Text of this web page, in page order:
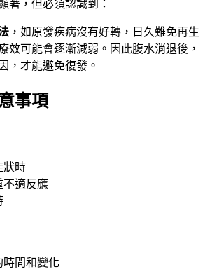
著，但必須認識到：
，如原發疾病沒有好轉，日久難免再生
效可能會逐漸減弱。因此腹水消退後，
，才能避免復發。
事項
狀時
不適反應
時間和變化